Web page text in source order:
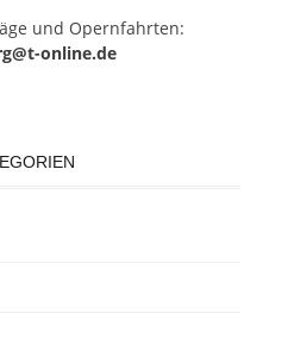
und Opern­fahr­ten:
online.de